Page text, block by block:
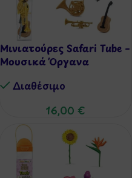
Μινιατούρες Safari Tube –
Μουσικά Όργανα
Διαθέσιμo
16,00 €